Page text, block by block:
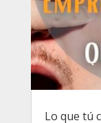
Lo que tú